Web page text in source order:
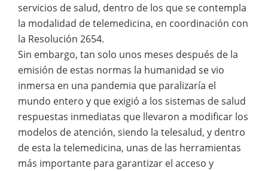
servicios de salud, dentro de los que se contempla
la modalidad de telemedicina, en coordinación con
la Resolución 2654.
Sin embargo, tan solo unos meses después de la
emisión de estas normas la humanidad se vio
inmersa en una pandemia que paralizaría el
mundo entero y que exigió a los sistemas de salud
respuestas inmediatas que llevaron a modificar los
modelos de atención, siendo la telesalud, y dentro
de esta la telemedicina, unas de las herramientas
más importante para garantizar el acceso y